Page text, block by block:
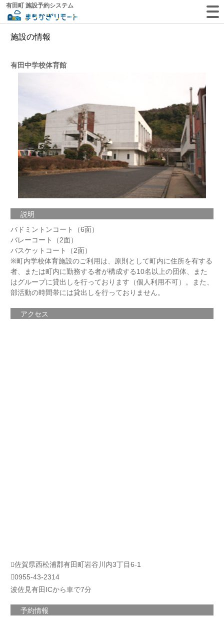
有田町 施設予約システム
施設の情報
有田中学校体育館
説明
バドミントンコート（6面）
バレーコート（2面）
バスケットコート（2面）
※町内学校体育施設のご利用は、原則として町内に住所を有する
者、または町内に勤務する者が構成する10名以上の団体、また
はグループに貸出しを行っております（個人利用不可）。また、
部活動の時間帯には貸出しを行っておりません。
アクセス
佐賀県西松浦郡有田町岩谷川内3丁目6-1
0955-43-2314
波佐見有田ICから車で7分
予約情報